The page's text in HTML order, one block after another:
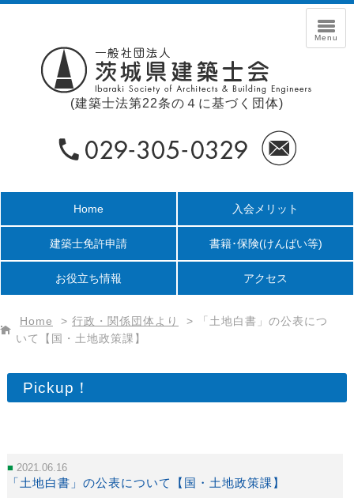
(建築士法第22条の４に基づく団体)
Home 入会メリット
建築士免許申請 書籍･保険(けんばい等)
お役立ち情報 アクセス
Home > 行政・関係団体より >
「土地白書」の公表につ
いて【国・土地政策課】
Pickup！
2021.06.16
「土地白書」の公表について【国・土地政策課】